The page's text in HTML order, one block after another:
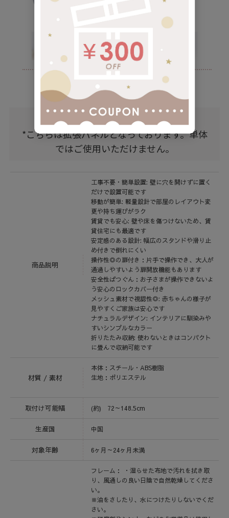
続きを読む
サイズ・仕様
*こちらは拡張パネルとなっております。単体
ではご使用いただけません。
商品説明
工事不要・簡単設置: 壁に穴を開けずに置く
だけで設置可能です
移動が簡単: 軽量設計で部屋のレイアウト変
更や持ち運びがラク
賃貸でも安心: 壁や床を傷つけないため、賃
貸住宅にも最適です
安定感のある設計: 幅広のスタンドや滑り止
め付きで倒れにくい
操作性◎の扉付き：片手で操作でき、大人が
通過しやすいよう扉開放機能もあります
安全性ばつぐん：お子さまが操作できないよ
う安心のロックカバー付き
メッシュ素材で視認性◎: 赤ちゃんの様子が
見やすくご家族は安心です
ナチュラルデザイン: インテリアに馴染みや
すいシンプルなカラー
折りたたみ収納: 使わないときはコンパクト
に畳んで収納可能です
材質 / 素材
本体：スチール・ABS樹脂
生地：ポリエステル
取付け可能幅 (約) 72～148.5cm
生産国 中国
対象年齢 6ヶ月～24ヶ月未満
フレーム： ・湿らせた布地で汚れを拭き取
り、風通しの良い日陰で自然乾燥してくださ
い。
※油をさしたり、水につけたりしないでくだ
さい。